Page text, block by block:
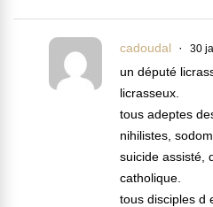
cadoudal 30
un député
licrasseux.
tous adeptes
nihilistes,
suicide assisté,
catholique.
tous disciples d